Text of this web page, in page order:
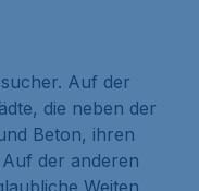
Auf der
die neben der
Beton, ihren
der anderen
Weiten